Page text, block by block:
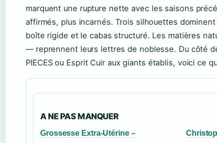
marquent une rupture nette avec les saisons
affirmés, plus incarnés. Trois silhouettes
boîte rigide et le cabas structuré. Les matières
— reprennent leurs lettres de noblesse. Du côté
PIECES ou Esprit Cuir aux giants établis, voici ce
A NE PAS MANQUER
Grossesse Extra-Utérine –